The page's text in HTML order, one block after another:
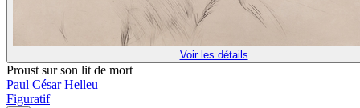
Voir les détails
Proust sur son lit de mort
Paul César Helleu
Figuratif